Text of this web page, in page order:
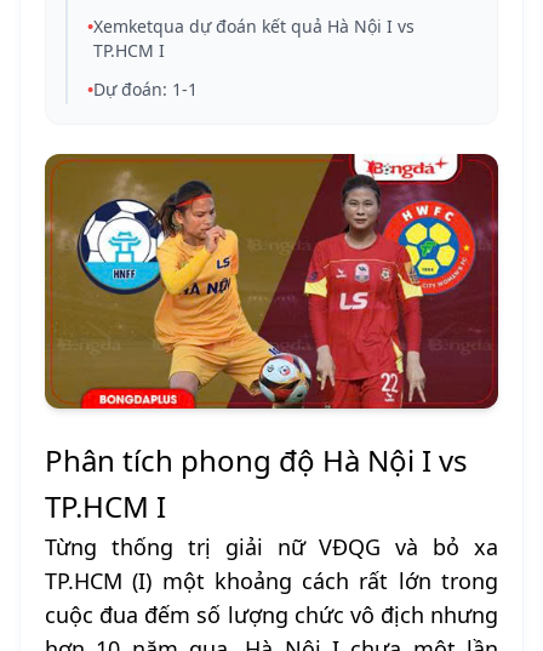
•Xemketqua dự đoán kết quả Hà Nội I vs
TP.HCM I
•Dự đoán: 1-1
Phân tích phong độ Hà Nội I vs
TP.HCM I
Từng thống trị giải nữ VĐQG và bỏ xa
TP.HCM (I) một khoảng cách rất lớn trong
cuộc đua đếm số lượng chức vô địch nhưng